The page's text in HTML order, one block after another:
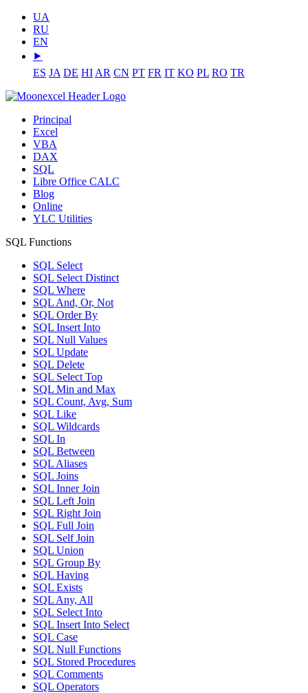
UA
RU
EN
⯈
ES JA DE HI AR CN PT FR IT KO PL RO TR
Principal
Excel
VBA
DAX
SQL
Libre Office CALC
Blog
Online
YLC Utilities
SQL Functions
SQL Select
SQL Select Distinct
SQL Where
SQL And, Or, Not
SQL Order By
SQL Insert Into
SQL Null Values
SQL Update
SQL Delete
SQL Select Top
SQL Min and Max
SQL Count, Avg, Sum
SQL Like
SQL Wildcards
SQL In
SQL Between
SQL Aliases
SQL Joins
SQL Inner Join
SQL Left Join
SQL Right Join
SQL Full Join
SQL Self Join
SQL Union
SQL Group By
SQL Having
SQL Exists
SQL Any, All
SQL Select Into
SQL Insert Into Select
SQL Case
SQL Null Functions
SQL Stored Procedures
SQL Comments
SQL Operators